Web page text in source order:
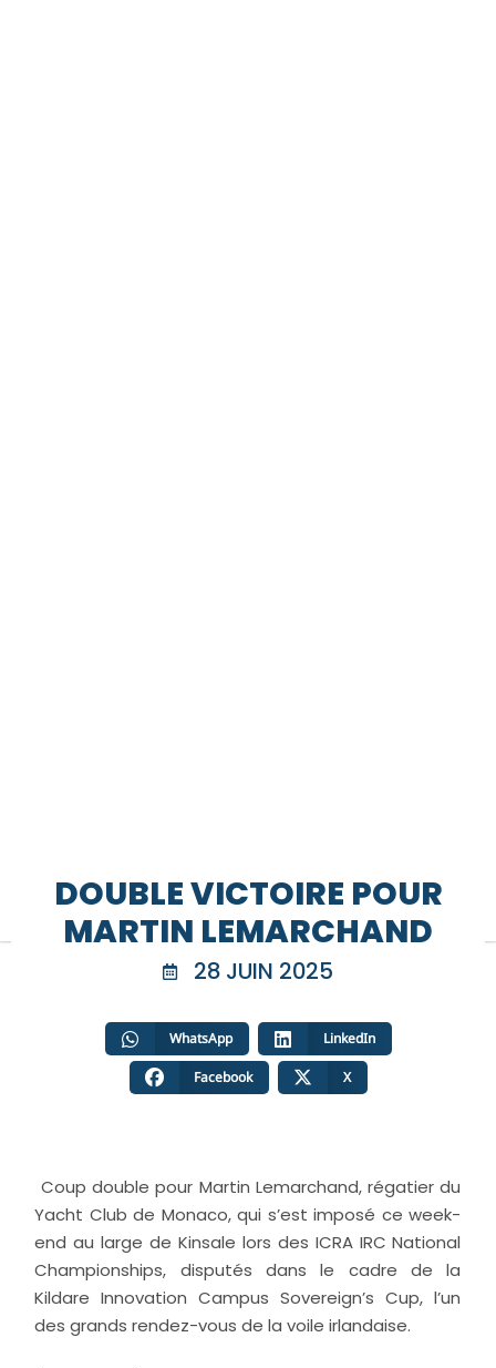
DOUBLE VICTOIRE POUR
MARTIN LEMARCHAND
28 JUIN 2025
WhatsApp LinkedIn
Facebook X
Coup double pour Martin Lemarchand, régatier du
Yacht Club de Monaco, qui s’est imposé ce week-
end au large de Kinsale lors des ICRA IRC National
Championships, disputés dans le cadre de la
Kildare Innovation Campus Sovereign’s Cup, l’un
des grands rendez-vous de la voile irlandaise.